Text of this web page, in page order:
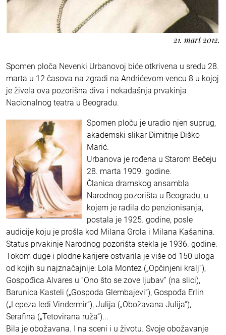
21. mart 2012.
Spomen ploča Nevenki Urbanovoj biće otkrivena u sredu 28.
marta u 12 časova na zgradi na Andrićevom vencu 8 u kojoj
je živela ova pozorišna diva i nekadašnja prvakinja
Nacionalnog teatra u Beogradu.
Spomen ploču je uradio njen suprug,
akademski slikar Dimitrije Diško
Marić.
Urbanova je rođena u Starom Bečeju
28. marta 1909. godine.
Članica dramskog ansambla
Narodnog pozorišta u Beogradu, u
kojem je radila do penzionisanja,
postala je 1925. godine, posle
audicije koju je prošla kod Milana Grola i Milana Kašanina.
Status prvakinje Narodnog pozorišta stekla je 1936. godine.
Tokom duge i plodne karijere ostvarila je više od 150 uloga
od kojih su najznačajnije: Lola Montez („Opčinjeni kralj“),
Gospođica Alvares u “Ono što se zove ljubav” (na slici),
Barunica Kasteli („Gospoda Glembajevi“), Gospođa Erlin
(„Lepeza ledi Vindermir“), Julija („Obožavana Julija“),
Serafina („Tetovirana ruža“)...
Bila je obožavana. I na sceni i u životu. Svoje obožavanje